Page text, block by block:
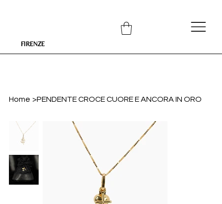
FIRENZE
Home >PENDENTE CROCE CUORE E ANCORA IN ORO